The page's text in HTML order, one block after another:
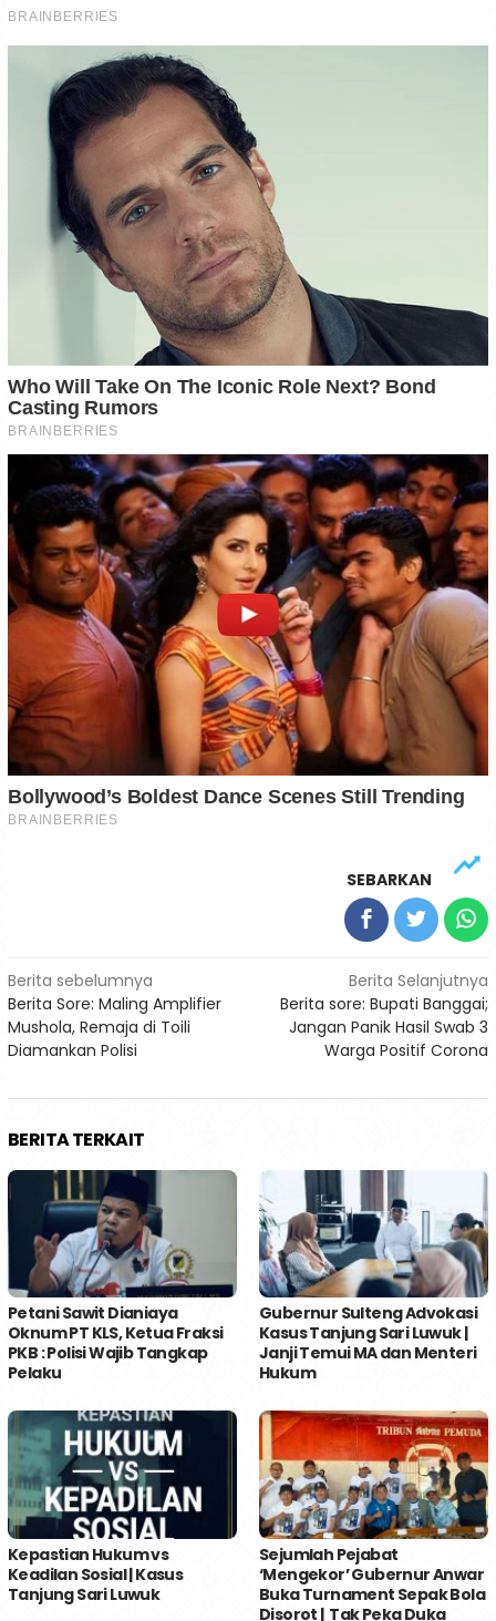
SEBARKAN
Navigasi
pos
Berita sebelumnya
Berita Sore: Maling Amplifier
Mushola, Remaja di Toili
Diamankan Polisi
Berita Selanjutnya
Berita sore: Bupati Banggai;
Jangan Panik Hasil Swab 3
Warga Positif Corona
BERITA TERKAIT
Petani Sawit Dianiaya
Oknum PT KLS, Ketua Fraksi
PKB : Polisi Wajib Tangkap
Pelaku
Gubernur Sulteng Advokasi
Kasus Tanjung Sari Luwuk |
Janji Temui MA dan Menteri
Hukum
Kepastian Hukum vs
Keadilan Sosial | Kasus
Tanjung Sari Luwuk
Sejumlah Pejabat
‘Mengekor’ Gubernur Anwar
Buka Turnament Sepak Bola
Disorot | Tak Peka Duka